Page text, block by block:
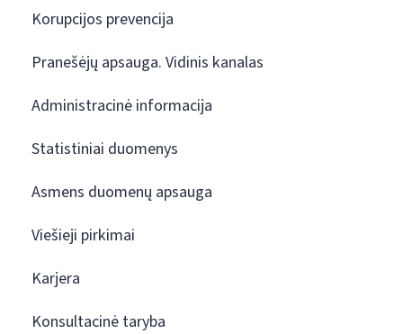
Korupcijos prevencija
Pranešėjų apsauga. Vidinis kanalas
Administracinė informacija
Statistiniai duomenys
Asmens duomenų apsauga
Viešieji pirkimai
Karjera
Konsultacinė taryba